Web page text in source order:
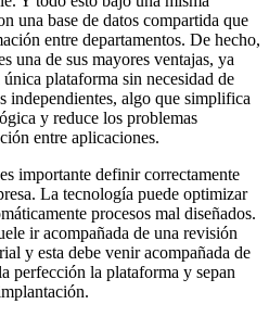
una base de datos compartida que
entre departamentos. De hecho,
una de sus mayores ventajas, ya
plataforma sin necesidad de
independientes, algo que simplifica
y reduce los problemas
entre aplicaciones.
importante definir correctamente
La tecnología puede optimizar
procesos mal diseñados.
ir acompañada de una revisión
y esta debe venir acompañada de
perfección la plataforma y sepan